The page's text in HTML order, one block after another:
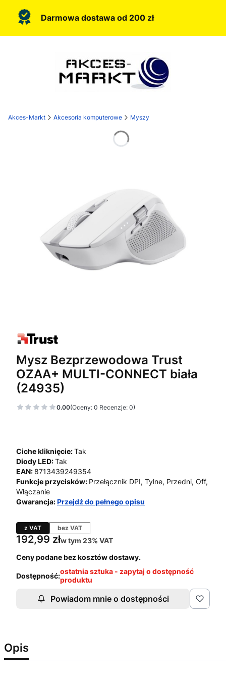
Darmowa dostawa od 200 zł
Akces-Markt Akcesoria komputerowe Myszy
Mysz Bezprzewodowa Trust
OZAA+ MULTI-CONNECT biała
(24935)
0.00(Oceny: 0 Recenzje: 0)
Ciche kliknięcie:Tak
Diody LED:Tak
EAN:8713439249354
Funkcje przycisków: Przełącznik DPI, Tylne, Przedni, Off,
Włączanie
Gwarancja:Przejdź do pełnego opisu
z VAT bez VAT
Cena
192,99 złw tym 23% VAT
w tym 23% VAT
Ceny podane bez kosztów dostawy.
Dostępność:ostatnia sztuka - zapytaj o dostępność
produktu
Powiadom mnie o dostępności
Opis